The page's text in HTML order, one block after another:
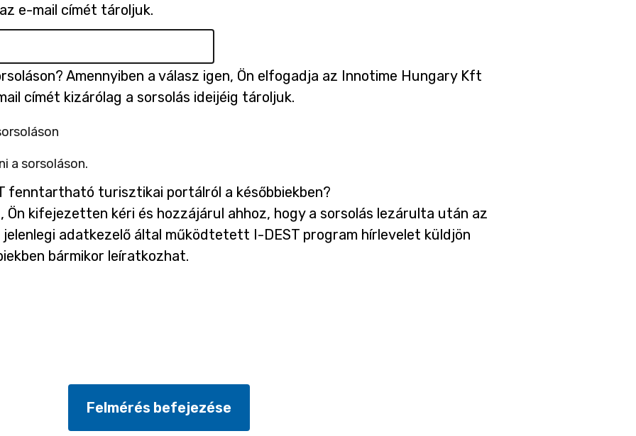
a
p
í
l
e-mail címét tároljuk.
Amennyiben a válasz igen, Ön elfogadja az Innotime Hungary Kft
címét kizárólag a sorsolás ideijéig tároljuk.
a sorsoláson.
fenntartható turisztikai portálról a későbbiekben?
Ön kifejezetten kéri és hozzájárul ahhoz, hogy a sorsolás lezárulta után az
adatkezelő által működtetett I-DEST program hírlevelet küldjön
bármikor leíratkozhat.